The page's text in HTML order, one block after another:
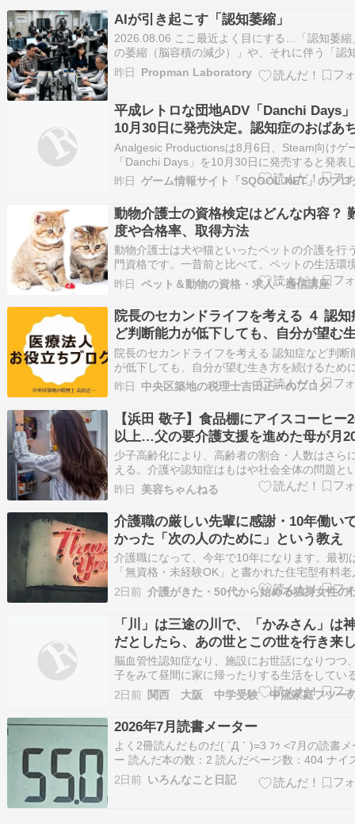
AIが引き起こす「認知萎縮」
2026.08.06 ここ最近よく目にする…「認知萎縮
の萎縮（脳容積の減少）」や、それに伴う「認
能の低下（認知症など）」を指して使われるこ
多い表現…by Gemini ビジネスにおいて… AIに
放棄…正解＝AIになっ…
昨日 Propman Laboratory
平成レトロな団地ADV「Danchi Days
10月30日に発売決定。認知症のおばあ
んのために夏祭り復活を目指す
Analgesic Productionsは8月6日、Steam向けゲ
「Danchi Days」を10月30日に発売すると発表
た。 「Danchi Days」は、認知症のおばあちゃ
ために団地の夏祭り復活を目指す少女となって
近所さんたちをお祭りに招待していく平成レト
昨日
動物介護士の資格検定はどんな内容？
度や合格率、取得方法
動物介護士は犬や猫といったペットの介護を行
門資格です。一昔前と比べて、ペットの生活環
大きく改善されました。ワンちゃんやにゃんこ
昔より長生きするようになっています。今や家
飼われる犬や猫の半数が老齢にあると言われて
す。一方で犬や猫の高齢化は、ペットの介護と
新た…
昨日 ペット＆動物の資格・求人・通信講座
院長のセカンドライフを考える ４ 認知
ど判断能力が低下しても、自分が望む
方を続けるために
院長のセカンドライフを考える 認知症など判断
が低下しても、自分が望む生き方を続けるため
次 生きるための対策とは 認知症など判断能力
する前に 実行すべき 生きるための対策例 財産
を作成するメリット 生きるための対策とは 生
めの対策とは、認知症など判断能力…
昨日 中央区築地の税理士吉田正一のブログ
【浜田 敬子】食品棚にアイスコーヒー
以上…父の要介護支援を進めた母が月
円も食費に使っていた理由
少子高齢化により、高齢者の割合・人数はさら
える。介護や認知症はもはや社会全体の問題と
るだろう。 続きを読む ≫ 介護問題 企業ビジネ
ュース
昨日 美容ちゃんねる
介護職の厳しい先輩に感謝・10年働い
かった「次の人のために」という教え
介護職になって、今年で10年になります。最初
「無資格・未経験OK」と書かれた住宅型有料老
ームに面接へ行ったのですが、実際には初任者
が必要と言われ、併設のデイサービスで働きな
資格を取得しました。その後、早出を2回、遅
回経験しただけで夜勤に入ることになりました
当…
2日前
「川」は三途の川で、「かみさん」は
だとしたら、あの世とこの世を行き来
ることになる
脳血管性認知症なり、施設にお世話になりつつ
子をみて昼間に家に帰ったりする生活をしてい
ぃさん。半身不随や寝たりきりの可能性もあり
たが、復活して二足歩行できるまでになってお
す。が、義痛風なのか後遺症なのか、右手や右
痛みをよく言う＋よくムクんでる。まぁ、食べ
で…
2日前
2026年7月読書メーター
よく2冊読んだものだ( ´Д｀)=3 ﾌｩ <7月の読書メ
ー 読んだ本の数：2 読んだページ数：404 ナイ
数：26介護がらみ マンガ ぼけ日和 矢部太郎が
症患者と家族の日常を描いた、初の単行本書下
2日前 いろんなこと日記